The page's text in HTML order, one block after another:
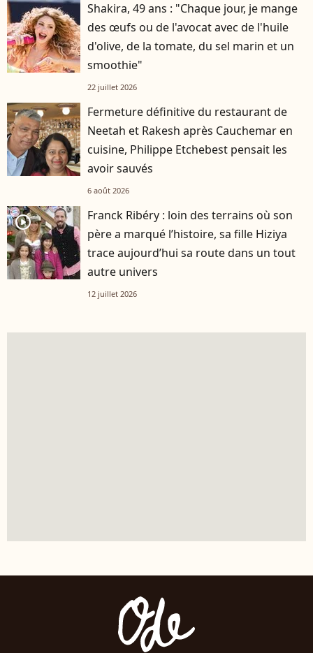
Shakira, 49 ans : "Chaque jour, je mange
des œufs ou de l'avocat avec de l'huile
d'olive, de la tomate, du sel marin et un
smoothie"
22 juillet 2026
Fermeture définitive du restaurant de
Neetah et Rakesh après Cauchemar en
cuisine, Philippe Etchebest pensait les
avoir sauvés
6 août 2026
player2
Franck Ribéry : loin des terrains où son
père a marqué l’histoire, sa fille Hiziya
trace aujourd’hui sa route dans un tout
autre univers
12 juillet 2026